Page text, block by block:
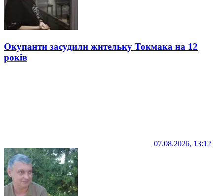
Окупанти засудили жительку Токмака на 12
років
07.08.2026, 13:12